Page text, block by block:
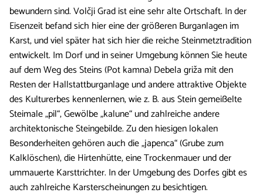
bewundern sind. Volčji Grad ist eine sehr alte Ortschaft. In der
Eisenzeit befand sich hier eine der größeren Burganlagen im
Karst, und viel später hat sich hier die reiche Steinmetztradition
entwickelt. Im Dorf und in seiner Umgebung können Sie heute
auf dem Weg des Steins (Pot kamna) Debela griža mit den
Resten der Hallstattburganlage und andere attraktive Objekte
des Kulturerbes kennenlernen, wie z. B. aus Stein gemeißelte
Steimale „pil“, Gewölbe „kalune“ und zahlreiche andere
architektonische Steingebilde. Zu den hiesigen lokalen
Besonderheiten gehören auch die „japenca“ (Grube zum
Kalklöschen), die Hirtenhütte, eine Trockenmauer und der
ummauerte Karsttrichter. In der Umgebung des Dorfes gibt es
auch zahlreiche Karsterscheinungen zu besichtigen.